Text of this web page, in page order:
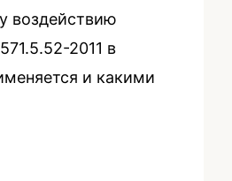
воздействию
2011 в
и какими